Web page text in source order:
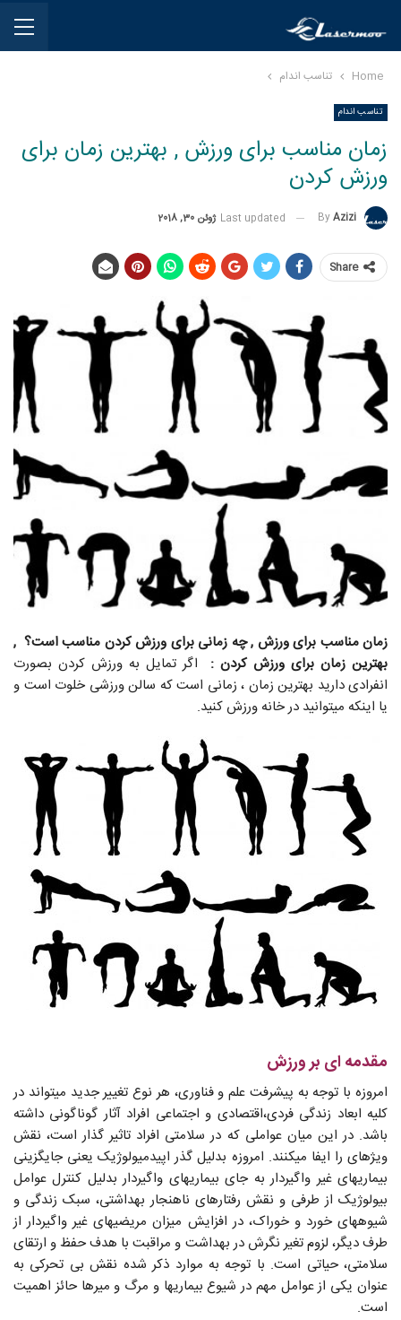
Home تناسب اندام
تناسب اندام
زمان مناسب برای ورزش , بهترین زمان برای
ورزش کردن
ByAzizi
Last updated ژوئن 30, 2018
Share
زمان مناسب برای ورزش , چه زمانی برای ورزش کردن مناسب است؟ ,
بهترین زمان برای ورزش کردن :
اگر تمایل به ورزش کردن بصورت
انفرادی دارید بهترین زمان ، زمانی است که سالن ورزشی خلوت است و
یا اینکه می‏توانید در خانه ورزش کنید.
مقدمه ای بر ورزش
امروزه با توجه به پیشرفت علم و فناوری، هر نوع تغییر جدید می‏تواند در
کلیه ابعاد زندگی فردی،اقتصادی و اجتماعی افراد آثار گوناگونی داشته
باشد. در این میان عواملی که در سلامتی افراد تاثیر گذار است، نقش
ویژه‏ای را ایفا می‏کنند. امروزه بدلیل گذر اپیدمیولوژیک یعنی جایگزینی
بیماری‏های غیر واگیردار به جای بیماری‏های واگیردار بدلیل کنترل عوامل
بیولوژیک از طرفی و نقش رفتارهای ناهنجار بهداشتی، سبک زندگی و
شیوه‏های خورد و خوراک، در افزایش میزان مریضی‏های غیر واگیردار از
طرف دیگر، لزوم تغیر نگرش در بهداشت و مراقبت با هدف حفظ و ارتقای
سلامتی، حیاتی است. با توجه به موارد ذکر شده نقش بی تحرکی به
عنوان یکی از عوامل مهم در شیوع بیماری‏ها و مرگ و میرها حائز اهمیت
است.